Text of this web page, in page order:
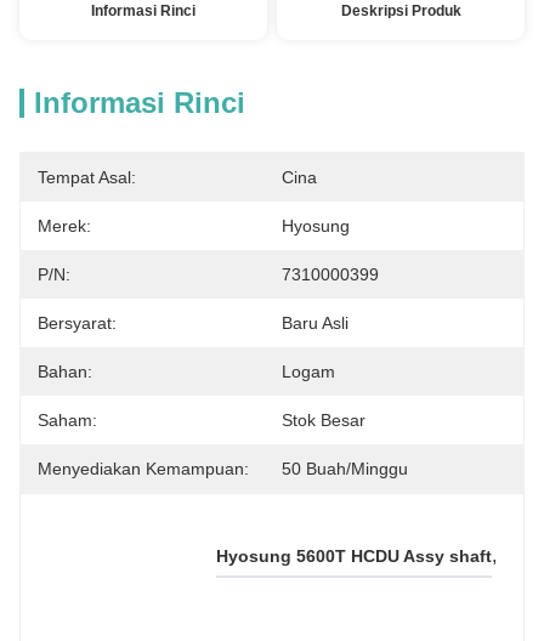
Informasi Rinci Deskripsi Produk
Informasi Rinci
Tempat Asal: Cina
Merek: Hyosung
P/N: 7310000399
Bersyarat: Baru Asli
Bahan: Logam
Saham: Stok Besar
Menyediakan Kemampuan: 50 Buah/minggu
Hyosung 5600T HCDU Assy shaft,